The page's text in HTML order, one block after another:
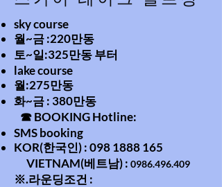
sky course
월~금 :220만동
토~일:325만동 부터
lake course ​​
월:275만동
화~금 : 380만동
☎ BOOKING Hotline:
SMS booking
KOR(한국인) :098 1888 165
VIETNAM(베트남) : 0986.496.409
※.라운딩조건 :